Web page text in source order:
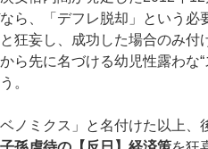
ら、「デフレ脱却」という必
狂妄し、成功した場合のみ付
ら先に名づける幼児性露わな
。
ノミクス」と名付けた以上、